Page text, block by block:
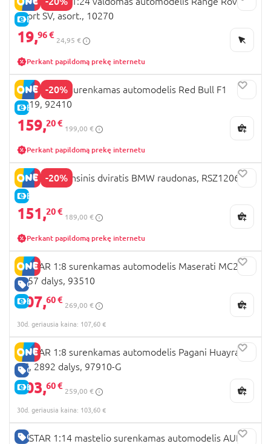
E-KAINA
Sport SV, asort., 10270
19,96 €
24,95 €
Perkant papildomą prekę internetu
-20%
E-KAINA
RASTAR 1:8 surenkamas automodelis Red Bull F1
RB19, 92410
159,20 €
199,00 €
Perkant papildomą prekę internetu
-20%
E-KAINA
RASTAR balansinis dviratis BMW raudonas, RSZ1206
151,20 €
189,00 €
Perkant papildomą prekę internetu
GERA KAINA
E-KAINA
RASTAR 1:8 surenkamas automodelis Maserati MC20,
3457 dalys, 93510
107,60 €
269,00 €
30d. geriausia kaina: 107,60 €
GERA KAINA
E-KAINA
RASTAR 1:8 surenkamas automodelis Pagani Huayra
BC, 2892 dalys, 97910-G
103,60 €
259,00 €
30d. geriausia kaina: 103,60 €
GERA KAINA
RASTAR 1:14 mastelio surenkamas automodelis AUDI